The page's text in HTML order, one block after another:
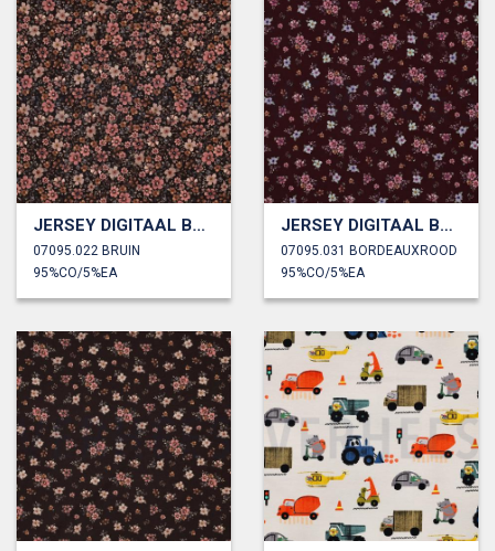
JERSEY DIGITAAL BLOEMEN
07095.022 BRUIN
95%CO/5%EA
JERSEY DIGITAAL BLOEMEN
07095.031 BORDEAUXROOD
95%CO/5%EA